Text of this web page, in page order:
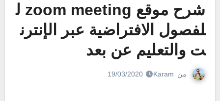
شرح موقع zoom meeting ل
لفصول الافتراضية عبر الإنترن
ت والتعليم عن بعد
من Karam
19/03/2020